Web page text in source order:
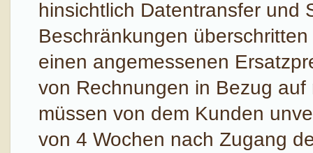
hinsichtlich Datentransfer und
Beschränkungen
einen angemessenen
von Rechnungen in Bezug
müssen von dem Kunden
von 4 Wochen nach Zugang